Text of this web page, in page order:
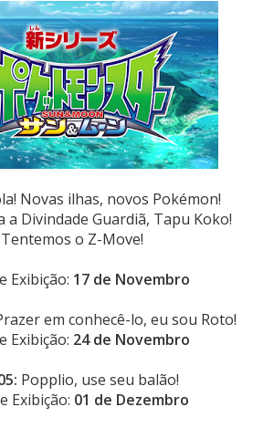
Novas ilhas, novos Pokémon!
a Divindade Guardiã, Tapu Koko!
Tentemos o Z-Move!
Exibição: 17 de Novembro
em conhecê-lo, eu sou Roto!
Exibição: 24 de Novembro
Popplio, use seu balão!
Exibição: 01 de Dezembro